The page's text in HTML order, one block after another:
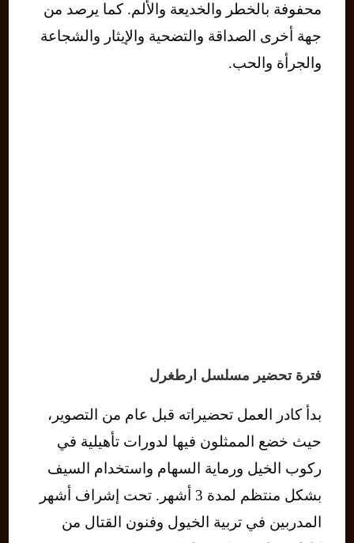
محفوفة بالخطر والخديعة والألم. كما يرصد من
جهة أخرى الصداقة والتضحية والإيثار والشجاعة
والجرأة والحب.
فترة تحضير مسلسل ارطغرل
بدأ كادر العمل تحضيراته قبل عام من التصوير،
حيث خضع الممثلون فيها لدورات تأهيلية في
ركوب الخيل ورماية السهام واستخدام السيف
بشكل منتظم لمدة 3 أشهر. تحت إشراف أشهر
المدربين في تربية الخيول وفنون القتال من